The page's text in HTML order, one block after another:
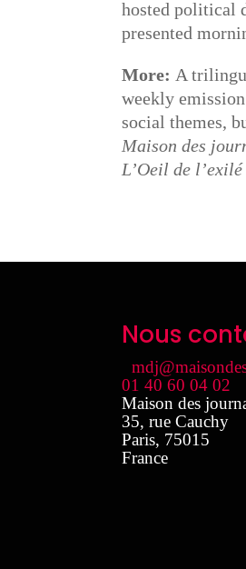
hosted political
presented
More: A
weekly
social themes,
Maison des
L’Oeil de
Nous
01 40 60 04 02
Maison des
35, rue Cauchy
Paris, 75015
France